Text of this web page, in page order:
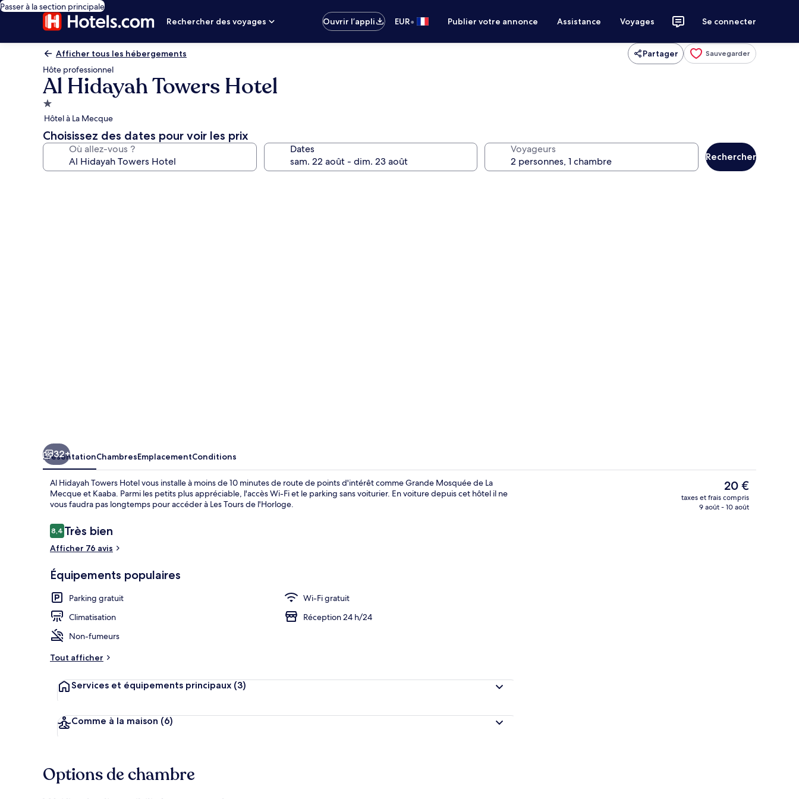
Passer à la section principale
Rechercher des voyages
Ouvrir l’appli EUR• Publier votre annonce Assistance Voyages Se connecter
Afficher tous les hébergements Partager Sauvegarder
Hôte professionnel
Al Hidayah Towers Hotel
Hébergement
1.0 étoile
Hôtel à La Mecque
Choisissez des dates pour voir les prix
Où allez-vous ? Dates Voyageurs
Rechercher
32+
PrésentationChambresEmplacementConditions
Al Hidayah Towers Hotel vous installe à moins de 10 minutes de route de points d'intérêt comme Grande Mosquée de La
Mecque et Kaaba. Parmi les petits plus appréciable, l'accès Wi-Fi et le parking sans voiturier. En voiture depuis cet hôtel il ne
vous faudra pas longtemps pour accéder à Les Tours de l'Horloge.
Avis
voyageurs
8,48,4 sur 10
Très bien
Afficher 76 avis
Équipements populaires
Parking gratuit
Wi-Fi gratuit
Climatisation
Réception 24 h/24
Non-fumeurs
Tout afficher
Services et équipements principaux (3)
Comme à la maison (6)
Le
prix
actuel
20 €
taxes et frais compris
9 août - 10 août
Options de chambre